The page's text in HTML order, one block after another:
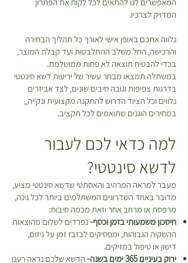
במיוחד לגינות, חצרות, מרפסות
ואסתטי עם תחזוקה מינימלית
ואחריות ל-5 שנים.
שם
דשא
סינטטי
מיקס פרו
גובה
סיבים
44 מ"מ
DTEX
8,800
צבע
סיב ישר
ירוק זית + ירוק
ובחרתם להחזיר פריטים תהיה עלות
המקוריים ואלו יקוזזו מהזיכוי שמגיע
לכם. *יש לטפל בצמחים על פי
ההוראות המופיעות על גבי כל צמח
בעמוד המוצר עד למועד ביצוע
ההחזרה\החלפה.
המדויק לצרכיו.
נלווה אתכם באופן אישי לאורך כל תהליך הבחירה
והרכישה, החל משלב ההתלבטות ועד קבלת המוצר,
בכדי להבטיח תוצאה לא פחות ממושלמת.
במשתלה תמצאו מבחר עשיר של יריעות דשא סינטטי
בדרגות צפיפות וגובה סיבים שונים, לצד אביזרים
נלווים וכל הציוד הדרוש להתקנה מקצועית ונקייה,,
במחירים הוגנים שתואמים לכל תקציב.
למה כדאי לכם לעבור
לדשא סינטטי?
מעבר למראה המרהיב והאסתטי שדשא סינטטי מציע,
מדובר באחד השדרוגים המשתלמים ביותר לכל גינה,
מרפסת או מרחב אחר וזאת מכמה סיבות:
חיסכון משמעותי בזמן וכסף-נפרדים לשלום מהוצאות
ההשקיה הגבוהות, ומפסיקים לבזבז זמן על גיזום,
דישון או טיפול במזיקים.
ירוק בעיניים 365 ימים בשנה-
הדשא שלכם נראה רענן